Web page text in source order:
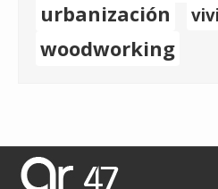
urbanización
woodworking